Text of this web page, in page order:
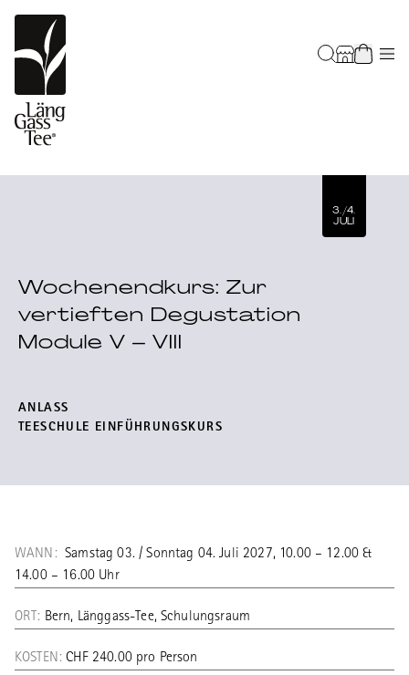
3./4.
JULI
Wochenendkurs: Zur
vertieften Degustation
Module V – VIII
ANLASS
TEESCHULE EINFÜHRUNGSKURS
WANN:Samstag 03. / Sonntag 04. Juli 2027, 10.00 – 12.00 &
14.00 – 16.00 Uhr
ORT: Bern, Länggass-Tee, Schulungsraum
KOSTEN:CHF 240.00 pro Person